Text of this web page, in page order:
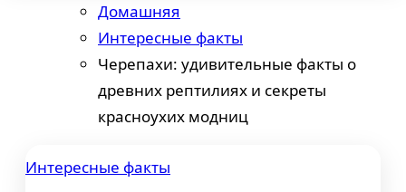
Домашняя
Интересные факты
Черепахи: удивительные факты о
древних рептилиях и секреты
красноухих модниц
Интересные факты